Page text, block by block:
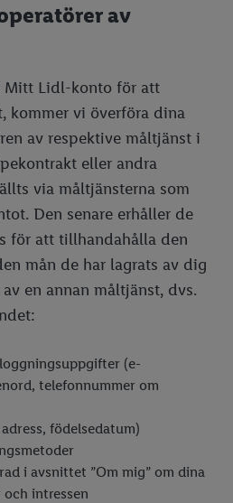
av
Mitt Lidl-konto för att
kommer vi överföra dina
av respektive måltjänst i
eller andra
via måltjänsterna som
Den senare erhåller de
för att tillhandahålla den
mån de har lagrats av dig
en annan måltjänst, dvs.
(e-
telefonnummer om
födelsedatum)
i avsnittet ”Om mig” om dina
intressen